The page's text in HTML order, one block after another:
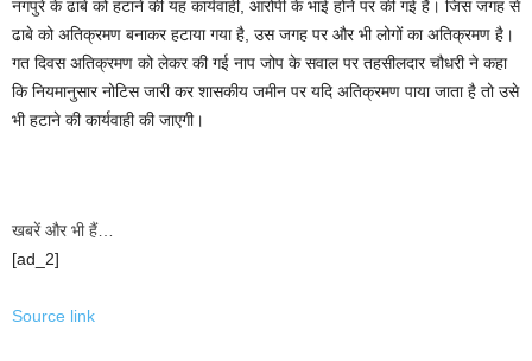
नगपुरे के ढाबे को हटाने की यह कार्यवाही, आरोपी के भाई होने पर की गई है। जिस जगह से
ढाबे को अतिक्रमण बनाकर हटाया गया है, उस जगह पर और भी लोगों का अतिक्रमण है।
गत दिवस अतिक्रमण को लेकर की गई नाप जोप के सवाल पर तहसीलदार चौधरी ने कहा
कि नियमानुसार नोटिस जारी कर शासकीय जमीन पर यदि अतिक्रमण पाया जाता है तो उसे
भी हटाने की कार्यवाही की जाएगी।
खबरें और भी हैं…
[ad_2]
Source link